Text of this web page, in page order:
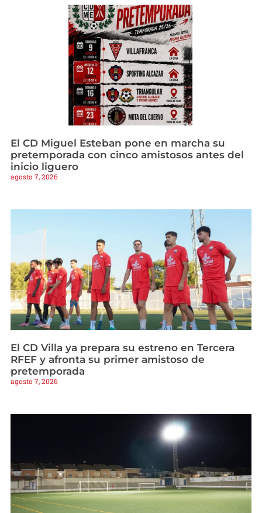
El CD Miguel Esteban pone en marcha su
pretemporada con cinco amistosos antes del
inicio liguero
agosto 7, 2026
El CD Villa ya prepara su estreno en Tercera
RFEF y afronta su primer amistoso de
pretemporada
agosto 7, 2026